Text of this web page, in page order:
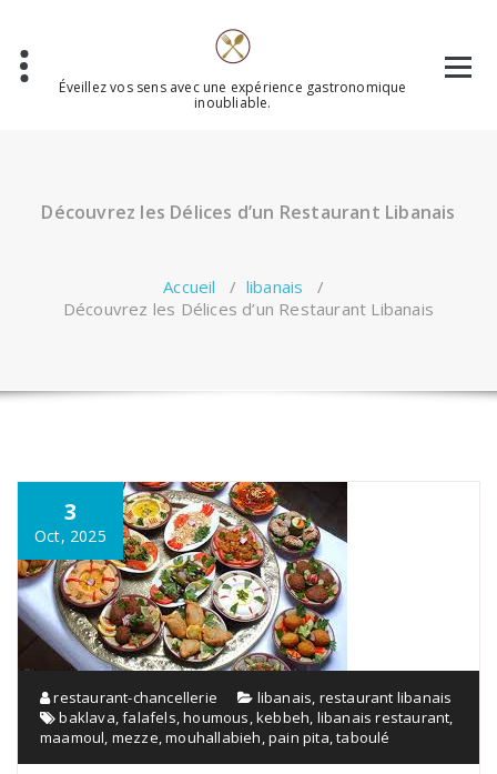
contenu
Éveillez vos sens avec une expérience gastronomique
inoubliable.
Découvrez les Délices d’un Restaurant Libanais
Accueil / libanais /
Découvrez les Délices d’un Restaurant Libanais
3
Oct, 2025
restaurant-chancellerie libanais, restaurant libanais
baklava,falafels,houmous,kebbeh, libanais restaurant,
maamoul, mezze,mouhallabieh,pain pita,taboulé